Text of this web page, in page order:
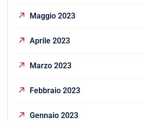
Maggio 2023
Aprile 2023
Marzo 2023
Febbraio 2023
Gennaio 2023